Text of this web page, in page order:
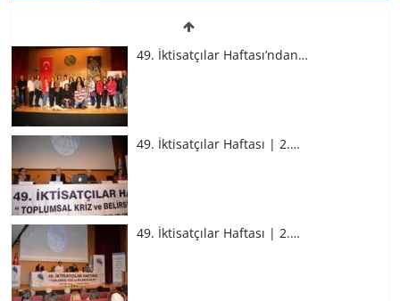
49. İktisatçılar Haftası’ndan…
49. İktisatçılar Haftası | 2.…
49. İktisatçılar Haftası | 2.…